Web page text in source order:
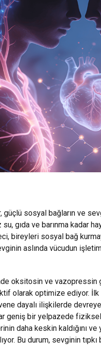
güçlü sosyal bağların ve
su, gıda ve barınma kadar
bireyleri sosyal bağ
aslında vücudun
oksitosin ve vazopressin
olarak optimize ediyor.
dayalı ilişkilerde
geniş bir yelpazede
daha keskin kaldığını
Bu durum, sevginin